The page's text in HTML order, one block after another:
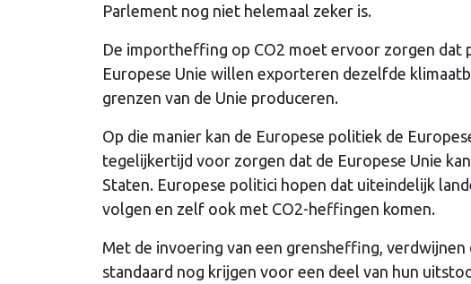
Parlement nog niet helemaal zeker is.
De importheffing op CO2 moet ervoor zorgen dat
Europese Unie willen exporteren dezelfde
grenzen van de Unie produceren.
Op die manier kan de Europese politiek de
tegelijkertijd voor zorgen dat de Europese Unie
Staten. Europese politici hopen dat uiteindelijk
volgen en zelf ook met CO2-heffingen komen.
Met de invoering van een grensheffing,
standaard nog krijgen voor een deel van hun